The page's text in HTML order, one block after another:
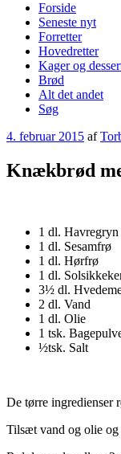
Forside
Seneste nyt
Forretter
Hovedretter
Kager og
Brød
Alt det andet
Søg
Udgivet
4. februar 2015 af
Knækbrød
1 dl. Havregryn
1 dl. Sesamfrø
1 dl. Hørfrø
1 dl.
3½ dl.
2 dl. Vand
1 dl. Olie
1 tsk.
½tsk. Salt
De tørre ingredienser
Tilsæt vand og olie